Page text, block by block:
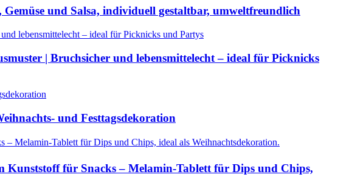
und Salsa, individuell gestaltbar, umweltfreundlich
| Bruchsicher und lebensmittelecht – ideal für Picknicks
und Festtagsdekoration
Kunststoff für Snacks – Melamin-Tablett für Dips und Chips,